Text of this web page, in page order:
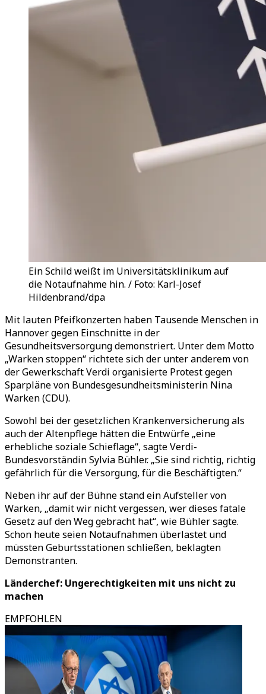
Ein Schild weißt im Universitätsklinikum auf
die Notaufnahme hin. / Foto: Karl-Josef
Hildenbrand/dpa
Mit lauten Pfeifkonzerten haben Tausende Menschen in
Hannover gegen Einschnitte in der
Gesundheitsversorgung demonstriert. Unter dem Motto
„Warken stoppen“ richtete sich der unter anderem von
der Gewerkschaft Verdi organisierte Protest gegen
Sparpläne von Bundesgesundheitsministerin Nina
Warken (CDU).
Sowohl bei der gesetzlichen Krankenversicherung als
auch der Altenpflege hätten die Entwürfe „eine
erhebliche soziale Schieflage“, sagte Verdi-
Bundesvorständin Sylvia Bühler. „Sie sind richtig, richtig
gefährlich für die Versorgung, für die Beschäftigten.“
Neben ihr auf der Bühne stand ein Aufsteller von
Warken, „damit wir nicht vergessen, wer dieses fatale
Gesetz auf den Weg gebracht hat“, wie Bühler sagte.
Schon heute seien Notaufnahmen überlastet und
müssten Geburtsstationen schließen, beklagten
Demonstranten.
Länderchef: Ungerechtigkeiten mit uns nicht zu
machen
EMPFOHLEN